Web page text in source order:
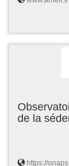
de la
https://